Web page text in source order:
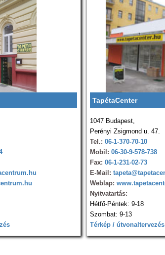
TapétaCenter
1047 Budapest,
Perényi Zsigmond u. 47.
Tel.: 06-1-370-70-10
Mobil: 06-30-9-578-738
Fax: 06-1-231-02-73
E-Mail:
Weblap:
Nyitvatartás:
Hétfő-Péntek: 9-18
Szombat: 9-13
Térkép / útvonaltervezés